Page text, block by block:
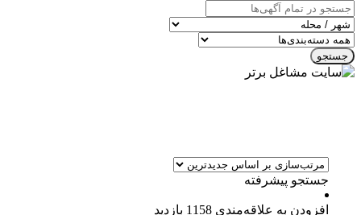
جستجو
جستجو پیشرفته
افزودن به علاقه‌مندی 1158 بازدید